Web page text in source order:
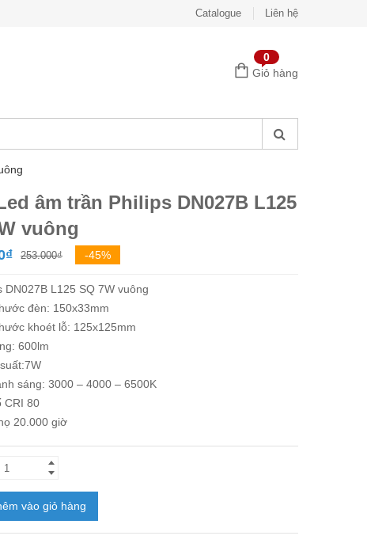
Catalogue Liên hệ
0
Giỏ hàng
âm trần Philips DN027B L125
vuông
253.000₫Giá
là:
253.000₫.
₫
Giá
tại
là:
139.000₫.
-45%
DN027B L125 SQ 7W vuông
đèn: 150x33mm
khoét lỗ: 125x125mm
600lm
sáng: 3000 – 4000 – 6500K
CRI 80
20.000 giờ
vào giỏ hàng